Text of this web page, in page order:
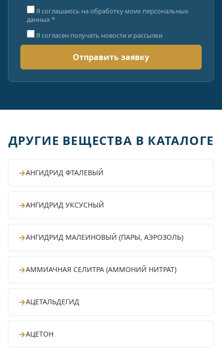
Я соглашаюсь на обработку моих персональных
данных *
Я согласен получать новости и рассылки
ДРУГИЕ ВЕЩЕСТВА В КАТАЛОГЕ
→АНГИДРИД ФТАЛЕВЫЙ
→АНГИДРИД УКСУСНЫЙ
→АНГИДРИД МАЛЕИНОВЫЙ (ПАРЫ, АЭРОЗОЛЬ)
→АММИАЧНАЯ СЕЛИТРА (АММОНИЙ НИТРАТ)
→АЦЕТАЛЬДЕГИД
→АЦЕТОН